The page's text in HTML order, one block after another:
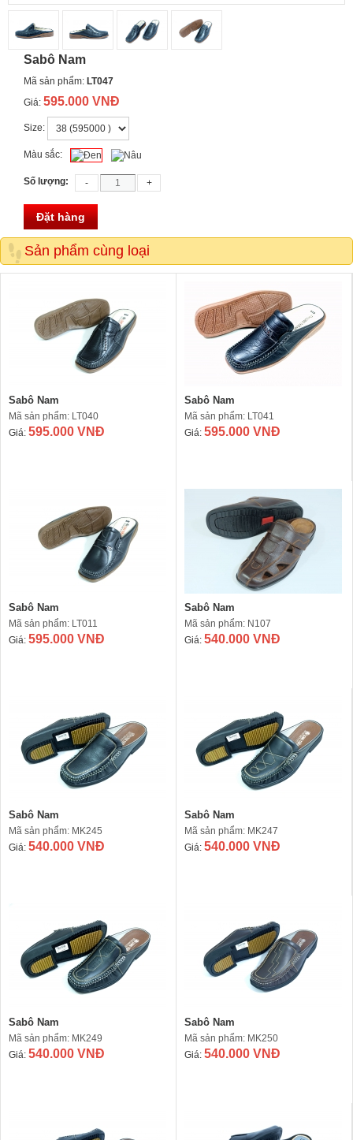
Sabô Nam
Mã sản phẩm: LT047
Giá: 595.000 VNĐ
Size:
Màu sắc:
Số lượng:
Đặt hàng
Sản phẩm cùng loại
Sabô Nam
Mã sản phẩm: LT040
Giá: 595.000 VNĐ
Sabô Nam
Mã sản phẩm: LT041
Giá: 595.000 VNĐ
Sabô Nam
Mã sản phẩm: LT011
Giá: 595.000 VNĐ
Sabô Nam
Mã sản phẩm: N107
Giá: 540.000 VNĐ
Sabô Nam
Mã sản phẩm: MK245
Giá: 540.000 VNĐ
Sabô Nam
Mã sản phẩm: MK247
Giá: 540.000 VNĐ
Sabô Nam
Mã sản phẩm: MK249
Giá: 540.000 VNĐ
Sabô Nam
Mã sản phẩm: MK250
Giá: 540.000 VNĐ